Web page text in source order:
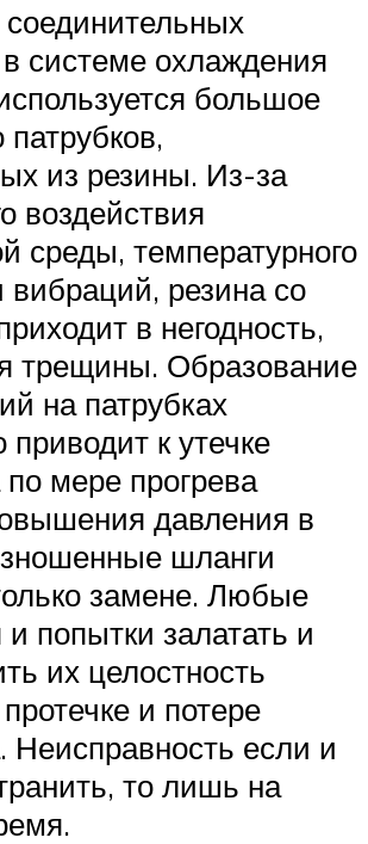
соединительных
системе охлаждения
большое
патрубков,
из резины. Из-за
воздействия
среды, температурного
вибраций, резина со
в негодность,
трещины. Образование
на патрубках
приводит к утечке
мере прогрева
давления в
шланги
замене. Любые
попытки залатать и
их целостность
и потере
Неисправность если и
то лишь на